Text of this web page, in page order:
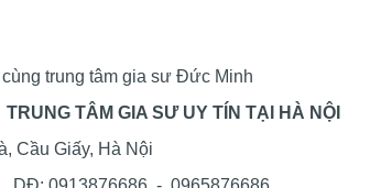
trung tâm gia sư Đức Minh
TÂM GIA SƯ UY TÍN TẠI HÀ NỘI
Cầu Giấy, Hà Nội